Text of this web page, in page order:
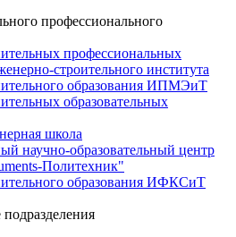
профессионального
профессиональных
строительного института
образования ИПМЭиТ
образовательных
школа
научно-образовательный центр
Политехник"
образования ИФКСиТ